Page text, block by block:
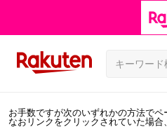
お手数ですが次のいずれかの方法でペ
なおリンクをクリックされていた場合